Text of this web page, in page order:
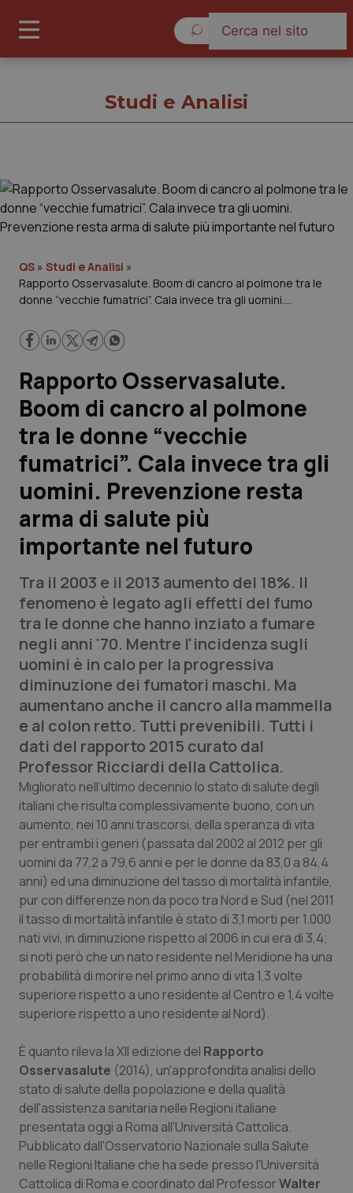
Cronache
Governo e Parlamento
Regioni e Asl
Lavoro e Professioni
Scienza e Farmaci
Studi e Analisi
Lettere al direttore
Edizioni Regionali
QS Pro
Professionisti Sanitari.AI
Abruzzo
Basilicata
Calabria
Campania
Emilia-Romagna
Friuli Venezia Giulia
Lazio
Liguria
Lombardia
Marche
Molise
Piemonte
Provincia Autonoma di Bolzano
Provincia Autonoma di Trento
QS Pro Gold
Artrite & artrosi
Asma & BPCO
Car-T
Colesterolo & coronaropatie
Dermatite Atopica
Diabete & glucometri
Disturbi dell’umore
Dolore
Donna & Salute
Epatiti
HIV
Infezioni & Febbre
Ipertensione & Scompenso
QS Club Newsletter
Studi e Analisi
QS » Studi e Analisi »
Rapporto Osservasalute. Boom di cancro al polmone tra le
donne “vecchie fumatrici”. Cala invece tra gli uomini.
Rapporto Osservasalute.
Boom di cancro al polmone
tra le donne “vecchie
fumatrici”. Cala invece tra gli
uomini. Prevenzione resta
arma di salute più
importante nel futuro
Tra il 2003 e il 2013 aumento del 18%. Il
fenomeno è legato agli effetti del fumo
tra le donne che hanno inziato a fumare
negli anni '70. Mentre l'incidenza sugli
uomini è in calo per la progressiva
diminuzione dei fumatori maschi. Ma
aumentano anche il cancro alla mammella
e al colon retto. Tutti prevenibili. Tutti i
dati del rapporto 2015 curato dal
Professor Ricciardi della Cattolica.
Migliorato nell’ultimo decennio lo stato di salute degli
italiani che risulta complessivamente buono, con un
aumento, nei 10 anni trascorsi, della speranza di vita
per entrambi i generi (passata dal 2002 al 2012 per gli
uomini da 77,2 a 79,6 anni e per le donne da 83,0 a 84,4
anni) ed una diminuzione del tasso di mortalità infantile,
pur con differenze non da poco tra Nord e Sud (nel 2011
il tasso di mortalità infantile è stato di 3,1 morti per 1.000
nati vivi, in diminuzione rispetto al 2006 in cui era di 3,4;
si noti però che un nato residente nel Meridione ha una
probabilità di morire nel primo anno di vita 1,3 volte
superiore rispetto a uno residente al Centro e 1,4 volte
superiore rispetto a uno residente al Nord).
È quanto rileva la XII edizione del Rapporto
Osservasalute (2014), un'approfondita analisi dello
stato di salute della popolazione e della qualità
dell'assistenza sanitaria nelle Regioni italiane
presentata oggi a Roma all'Università Cattolica.
Pubblicato dall'Osservatorio Nazionale sulla Salute
nelle Regioni Italiane che ha sede presso l'Università
Cattolica di Roma e coordinato dal ProfessorWalter